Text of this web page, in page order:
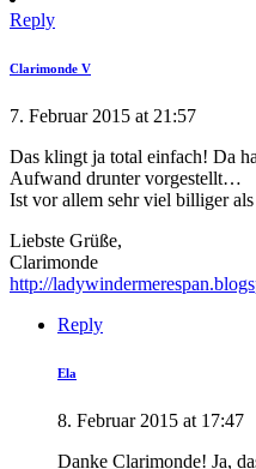
Reply
Clarimonde V
7. Februar 2015 at 21:57
Das klingt ja total einfach! Da
Aufwand drunter vorgestellt…
Ist vor allem sehr viel billiger
Liebste Grüße,
Clarimonde
http://
Reply
Ela
8. Februar 2015 at 17:47
Danke Clarimonde! Ja,